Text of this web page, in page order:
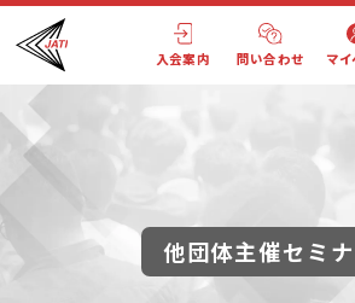
入会案内 問い合わせ マイ
他団体主催セミ